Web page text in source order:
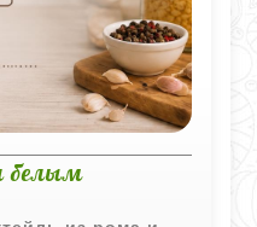
белым